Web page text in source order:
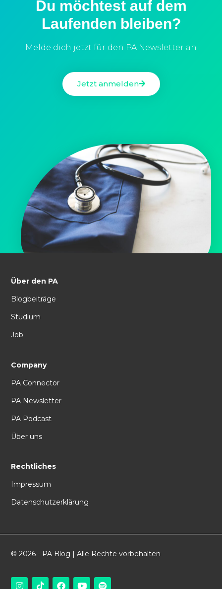
Du möchtest auf dem
Laufenden bleiben?
Melde dich jetzt für den PA Newsletter an
Jetzt anmelden
Über den PA
Blogbeiträge
Studium
Job
Company
PA Connector
PA Newsletter
PA Podcast
Über uns
Rechtliches
Impressum
Datenschutzerklärung
© 2026 - PA Blog | Alle Rechte vorbehalten